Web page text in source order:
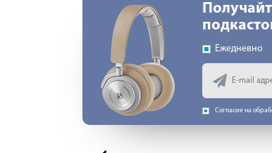
Ежедневно
Согласие на